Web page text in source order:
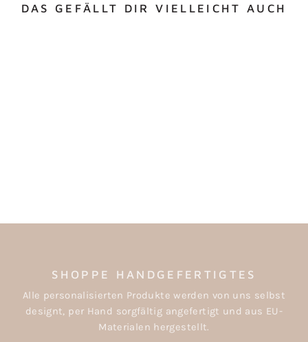
DAS GEFÄLLT DIR VIELLEICHT AUCH
SHOPPE HANDGEFERTIGTES
Alle personalisierten Produkte werden von uns selbst
designt, per Hand sorgfältig angefertigt und aus EU-
Materialen hergestellt.